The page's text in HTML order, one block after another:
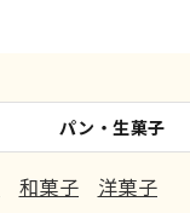
パン・生菓子
和菓子 洋菓子